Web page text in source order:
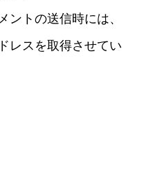
ントの送信時には、
レスを取得させてい